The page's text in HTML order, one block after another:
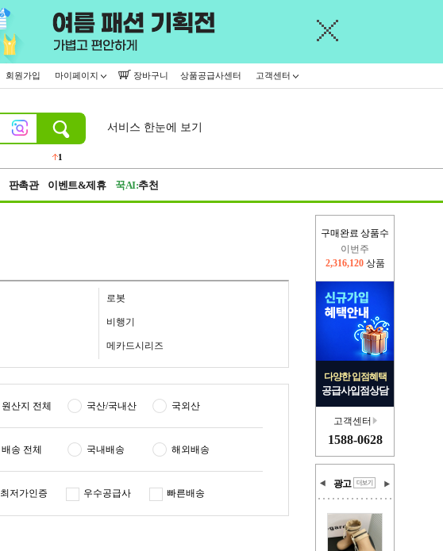
회원가입 마이페이지 장바구니 상품공급사센터 고객센터
1
서비스 한눈에 보기
판촉관 이벤트&제휴 꾹AI:추천
구매완료 상품수
이번주
2,316,120 상품
다양한 입점혜택
공급사입점상담
고객센터
1588-0628
광고
로봇
비행기
메카드시리즈
원산지 전체 국산/국내산 국외산
배송 전체 국내배송 해외배송
최저가인증 우수공급사 빠른배송